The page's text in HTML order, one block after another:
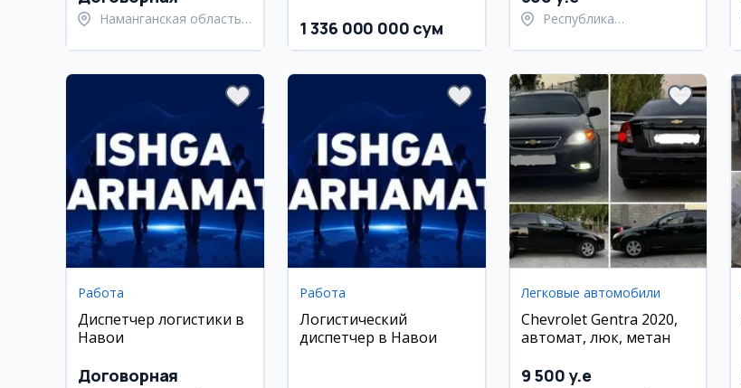
Наманганская область,
1 336 000 000 сум
Республика
Берунийский район
Работа
Диспетчер логистики в
Навои
Договорная
Работа
Логистический
диспетчер в Навои
Легковые автомобили
Chevrolet Gentra 2020,
автомат, люк, метан
9 500 y.e